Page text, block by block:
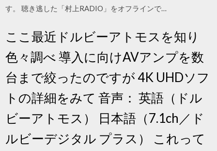
す。 聴き逃した「村上RADIO」をオフラインで…
ここ最近ドルビーアトモスを知り
色々調べ 導入に向けAVアンプを数
台まで絞ったのですが 4K UHDソフ
トの詳細をみて 音声： 英語（ドル
ビーアトモス） 日本語（7.1ch／ド
ルビーデジタル プラス） これって